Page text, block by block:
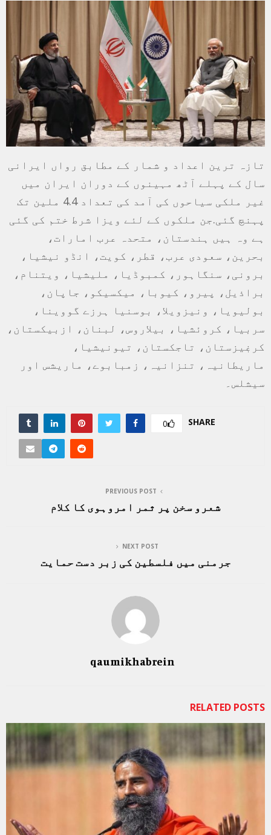
تازہ ترین اعداد و شمار کے مطابق رواں ایرانی
سال کے پہلے آٹھ مہینوں کے دوران ایران میں
غیر ملکی سیاحوں کی آمد کی تعداد 4.4 ملین تک
پہنچ گئی.جن ملکوں کے لئے ویزا شرط ختم کی گئی
ہے وہ ہیں ہندستان، متحدہ عرب امارات،
بحرین، سعودی عرب، قطر، کویت، انڈو نیشیا،
برونی، سنگاہور، کمبوڈیا، ملیشیا، ویتنام،
براذیل، پیرو، کیوبا، میکسیکو، جاپان،
بولیویا، ونیزویلا، بوسنیا ہرزے گووینا،
سربیا، کروئشیا، بیلاروس، لبنان، ازبیکستان،
کرغٖیزستان، تاجکستان، تیونیشیا،
ماریطانیہ، تنزانیہ، زمبابوے، ماریشس اور
سیشلس۔
SHARE
0
PREVIOUS POST
شعرو سخن پر ثمر امروہوی کا کلام
NEXT POST
جرمنی میں فلسطین کی زبر دست حمایت
qaumikhabrein
RELATED POSTS